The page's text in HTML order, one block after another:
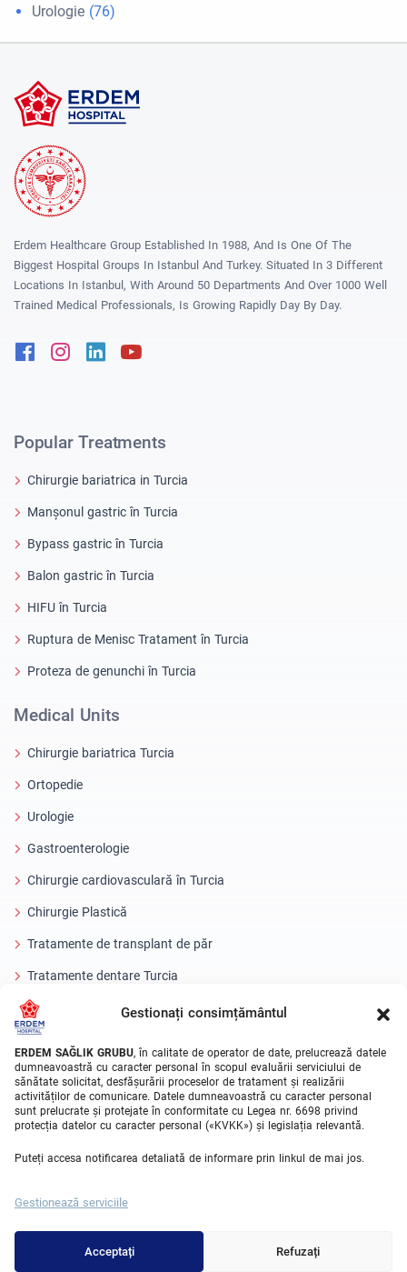
Gestionați consimțământul
ERDEM SAĞLIK GRUBU, în calitate de operator de date, prelucrează datele
dumneavoastră cu caracter personal în scopul evaluării serviciului de
sănătate solicitat, desfășurării proceselor de tratament și realizării
activităților de comunicare. Datele dumneavoastră cu caracter personal
sunt prelucrate și protejate în conformitate cu Legea nr. 6698 privind
protecția datelor cu caracter personal («KVKK») și legislația relevantă.
Puteți accesa notificarea detaliată de informare prin linkul de mai jos.
Gestionează serviciile
Acceptați Refuzați
Urologie (76)
Erdem Healthcare Group Established In 1988, And Is One Of The
Biggest Hospital Groups In Istanbul And Turkey. Situated In 3 Different
Locations In Istanbul, With Around 50 Departments And Over 1000 Well
Trained Medical Professionals, Is Growing Rapidly Day By Day.
FacebookInstagram
Linkedin
Popular Treatments
Chirurgie bariatrica in Turcia
Manșonul gastric în Turcia
Bypass gastric în Turcia
Balon gastric în Turcia
HIFU în Turcia
Ruptura de Menisc Tratament în Turcia
Proteza de genunchi în Turcia
Medical Units
Chirurgie bariatrica Turcia
Ortopedie
Urologie
Gastroenterologie
Chirurgie cardiovasculară în Turcia
Chirurgie Plastică
Tratamente de transplant de păr
Tratamente dentare Turcia
Ochi cu laser
About Erdem
Despre noi
Unitati Medicale
Echipa medicala